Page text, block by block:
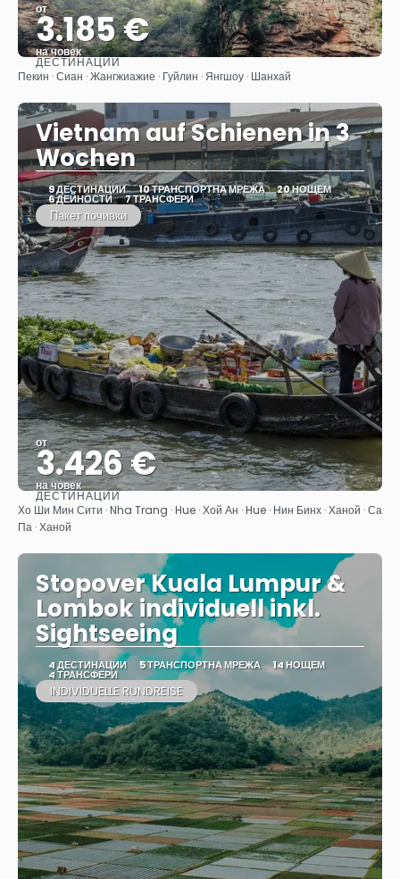
от
3.185 €
на човек
Вижте
ДЕСТИНАЦИИ
Пекин · Сиан · Жангжиажие · Гуйлин · Янгшоу · Шанхай
Vietnam auf Schienen in 3
Wochen
9 ДЕСТИНАЦИИ 10 ТРАНСПОРТНА МРЕЖА 20 НОЩЕМ
6 ДЕЙНОСТИ 7 ТРАНСФЕРИ
Пакет почивки
от
3.426 €
на човек
Вижте
ДЕСТИНАЦИИ
Хо Ши Мин Сити · Nha Trang · Hue · Хой Ан · Hue · Нин Бинх · Ханой · Са
Па · Ханой
Stopover Kuala Lumpur &
Lombok individuell inkl.
Sightseeing
4 ДЕСТИНАЦИИ 5 ТРАНСПОРТНА МРЕЖА 14 НОЩЕМ
4 ТРАНСФЕРИ
INDIVIDUELLE RUNDREISE